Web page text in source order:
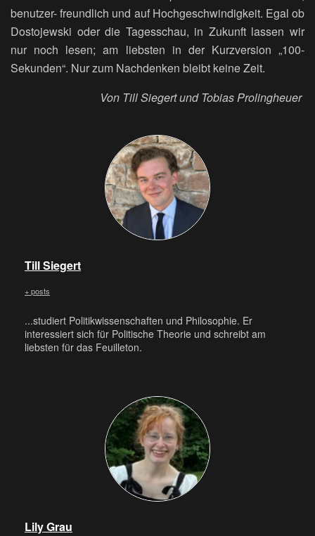
benutzer- freundlich und auf Hochgeschwindigkeit. Egal ob
Dostojewski oder die Tagesschau, in Zukunft lassen wir
nur noch lesen; am liebsten in der Kurzversion „100-
Sekunden“. Nur zum Nachdenken bleibt keine Zeit.
Von Till Siegert und Tobias Prolingheuer
Till Siegert
+ posts
...studiert Politikwissenschaften und Philosophie. Er
interessiert sich für Politische Theorie und schreibt am
liebsten für das Feuilleton.
Lily Grau